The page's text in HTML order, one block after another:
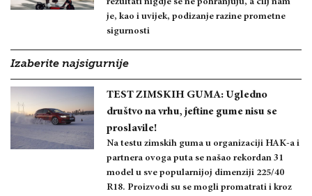
je, kao i uvijek, podizanje razine prometne
sigurnosti
Izaberite najsigurnije
TEST ZIMSKIH GUMA: Ugledno
društvo na vrhu, jeftine gume nisu se
proslavile!
Na testu zimskih guma u organizaciji HAK-a i
partnera ovoga puta se našao rekordan 31
model u sve popularnijoj dimenziji 225/40
R18. Proizvodi su se mogli promatrati i kroz